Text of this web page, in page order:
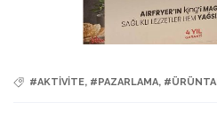
#AKTIVITE, #PAZARLAMA,